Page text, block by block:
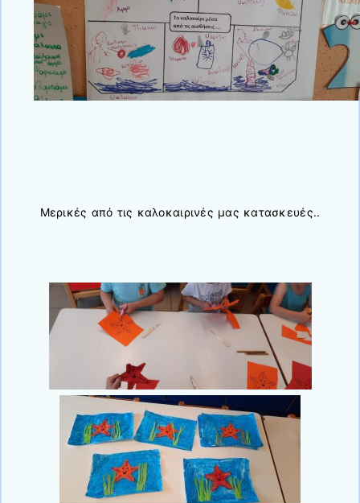
Μερικές από τις καλοκαιρινές μας κατασκευές..